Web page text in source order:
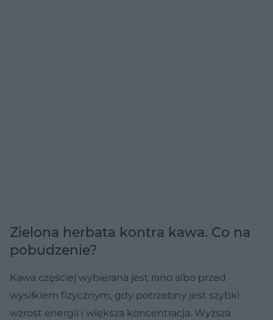
Zielona herbata kontra kawa. Co na
pobudzenie?
Kawa częściej wybierana jest rano albo przed
wysiłkiem fizycznym, gdy potrzebny jest szybki
wzrost energii i większa koncentracja. Wyższa